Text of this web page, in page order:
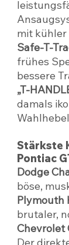
mit
Safe-T-
frühes
bessere
„T-
damals
Stärkste
Pontiac
Dodge
böse,
Plymouth
brutaler,
Chevrolet